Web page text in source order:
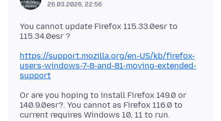
26.03.2026, 22:56
You cannot update Firefox 115.33.0esr to
https://support.mozilla.org/en-US/kb/firefox-
users-windows-7-8-and-81-moving-extended-
support
Or are you hoping to install Firefox 149.0 or
140.9.0esr?. You cannot as Firefox 116.0 to